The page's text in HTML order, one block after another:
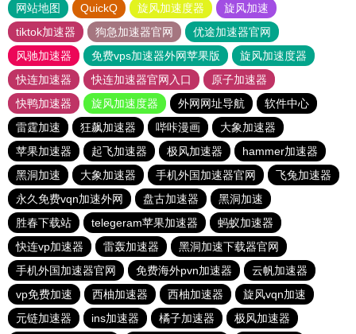
网站地图 QuickQ 旋风加速度器
旋风加速
tiktok加速器
狗急加速器官网
优途加速器官网
风驰加速器
免费vps加速器外网苹果版
旋风加速度器
快连加速器
快连加速器官网入口
原子加速器
快鸭加速器
旋风加速度器 外网网址导航
软件中心
雷霆加速
狂飙加速器 哔咔漫画
大象加速器
苹果加速器
起飞加速器 极风加速器
hammer加速器
黑洞加速
大象加速器 手机外国加速器官网
飞兔加速器
永久免费vqn加速外网
盘古加速器
黑洞加速
胜春下载站
telegeram苹果加速器
蚂蚁加速器
快连vp加速器
雷轰加速器
黑洞加速下载器官网
手机外国加速器官网
免费海外pvn加速器
云帆加速器
vp免费加速
西柚加速器 西柚加速器
旋风vqn加速
元链加速器
ins加速器 橘子加速器 极风加速器